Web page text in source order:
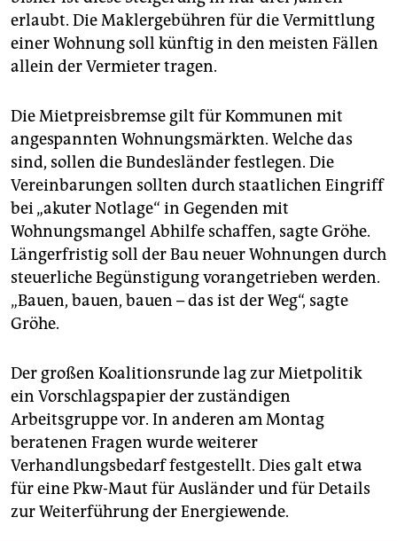
erlaubt. Die Maklergebühren für die Vermittlung
einer Wohnung soll künftig in den meisten Fällen
allein der Vermieter tragen.
Die Mietpreisbremse gilt für Kommunen mit
angespannten Wohnungsmärkten. Welche das
sind, sollen die Bundesländer festlegen. Die
Vereinbarungen sollten durch staatlichen Eingriff
bei „akuter Notlage“ in Gegenden mit
Wohnungsmangel Abhilfe schaffen, sagte Gröhe.
Längerfristig soll der Bau neuer Wohnungen durch
steuerliche Begünstigung vorangetrieben werden.
„Bauen, bauen, bauen – das ist der Weg“, sagte
Gröhe.
Der großen Koalitionsrunde lag zur Mietpolitik
ein Vorschlagspapier der zuständigen
Arbeitsgruppe vor. In anderen am Montag
beratenen Fragen wurde weiterer
Verhandlungsbedarf festgestellt. Dies galt etwa
für eine Pkw-Maut für Ausländer und für Details
zur Weiterführung der Energiewende.